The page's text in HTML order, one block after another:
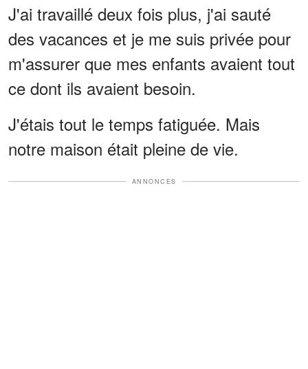
J'ai travaillé deux fois plus, j'ai sauté
des vacances et je me suis privée pour
m'assurer que mes enfants avaient tout
ce dont ils avaient besoin.
J'étais tout le temps fatiguée. Mais
notre maison était pleine de vie.
ANNONCES